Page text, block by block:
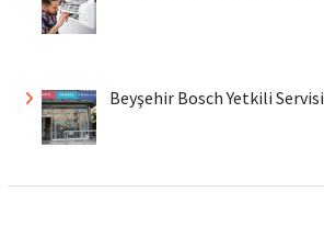
Beyşehir Bosch Yetkili Servisi